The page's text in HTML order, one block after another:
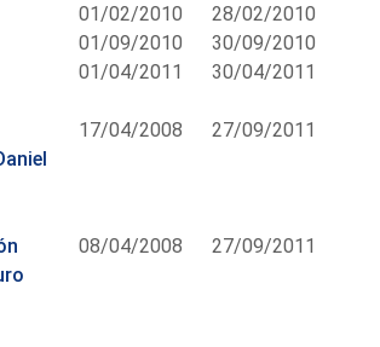
01/02/2010
01/09/2010
01/04/2011
28/02/2010
30/09/2010
30/04/2011
17/04/2008 27/09/2011
08/04/2008 27/09/2011